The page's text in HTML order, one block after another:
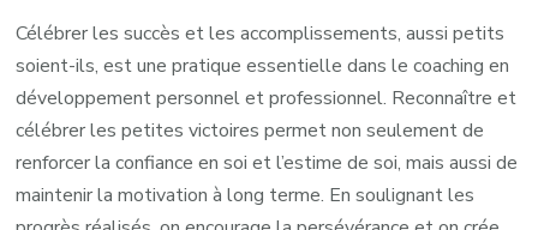
Célébrer les succès et les accomplissements, aussi petits
soient-ils, est une pratique essentielle dans le coaching en
développement personnel et professionnel. Reconnaître et
célébrer les petites victoires permet non seulement de
renforcer la confiance en soi et l’estime de soi, mais aussi de
maintenir la motivation à long terme. En soulignant les